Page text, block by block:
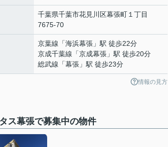
千葉県千葉市花見川区幕張町 １丁目
7675-70
京葉線 「海浜幕張 」駅 徒歩22分
京成千葉線 「京成幕張 」駅 徒歩20分
総武線 「幕張 」駅 徒歩23分
情報の見方
ス幕張で募集中の物件